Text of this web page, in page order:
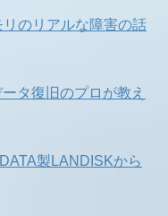
のリアルな障害の話
タ復旧のプロが教え
製LANDISKから